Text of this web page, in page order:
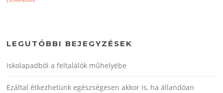
LEGUTÓBBI BEJEGYZÉSEK
Iskolapadból a feltalálók műhelyébe
Ezáltal étkezhetünk egészségesen akkor is, ha állandóan